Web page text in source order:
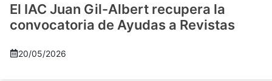
El IAC Juan Gil-Albert recupera la
convocatoria de Ayudas a Revistas
20/05/2026